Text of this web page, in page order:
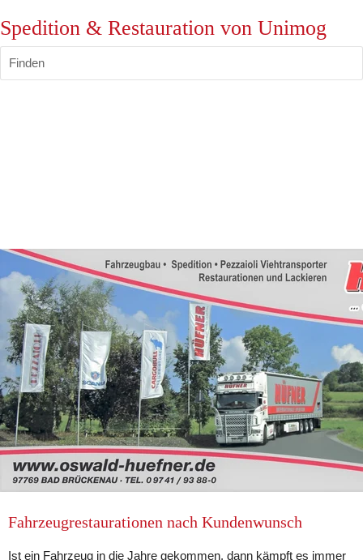
Spedition & Restauration von Unimog
Finden
Fahrzeugrestaurationen nach Kundenwunsch
Ist ein Fahrzeug in die Jahre gekommen, dann kämpft es immer